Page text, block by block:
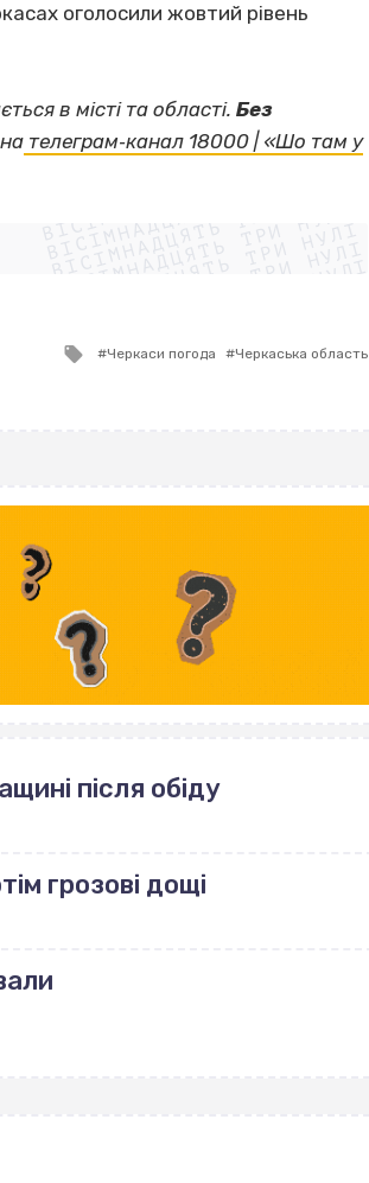
оголосили жовтий рівень
в місті та області. Без
телеграм‐канал 18000 | «Шо там у
ВІСІМНАДЦЯТЬ ТРИ НУЛІ
ВІСІМНАДЦЯТЬ ТРИ НУЛІ
ВІСІМНАДЦЯТЬ ТРИ НУЛІ
ВІСІМНАДЦЯТЬ ТРИ НУЛІ
ВІСІМНАДЦЯТЬ ТРИ НУЛІ
ВІСІМНАДЦЯТЬ ТРИ НУЛІ
ВІСІМНАДЦЯТЬ ТРИ НУЛІ
ВІСІМНАДЦЯТЬ ТРИ НУЛІ
Tagged
Черкаси погода Черкаська область
після обіду
грозові дощі